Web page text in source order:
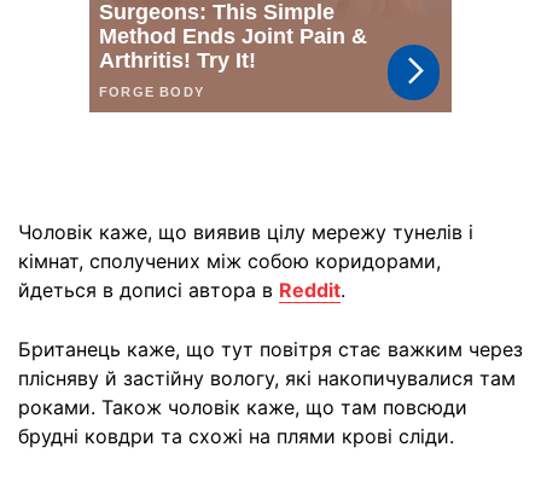
Чоловік каже, що виявив цілу мережу тунелів і
кімнат, сполучених між собою коридорами,
йдеться в дописі автора в Reddit.
Британець каже, що тут повітря стає важким через
плісняву й застійну вологу, які накопичувалися там
роками. Також чоловік каже, що там повсюди
брудні ковдри та схожі на плями крові сліди.